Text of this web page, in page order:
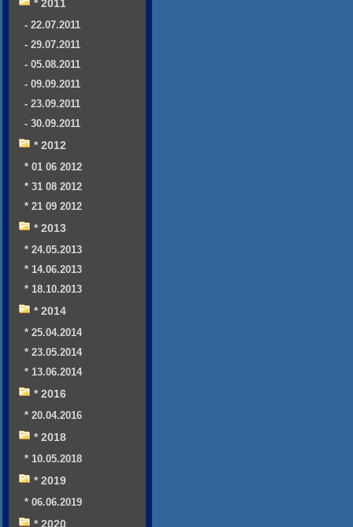
* 2011
- 22.07.2011
- 29.07.2011
- 05.08.2011
- 09.09.2011
- 23.09.2011
- 30.09.2011
* 2012
* 01 06 2012
* 31 08 2012
* 21 09 2012
* 2013
* 24.05.2013
* 14.06.2013
* 18.10.2013
* 2014
* 25.04.2014
* 23.05.2014
* 13.06.2014
* 2016
* 20.04.2016
* 2018
* 10.05.2018
* 2019
* 06.06.2019
* 2020